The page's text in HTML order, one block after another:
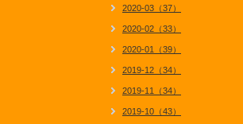
2020-03（37）
2020-02（33）
2020-01（39）
2019-12（34）
2019-11（34）
2019-10（43）